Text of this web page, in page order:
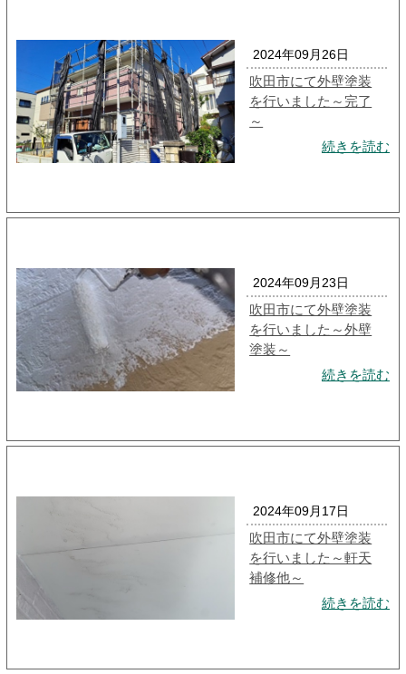
2024年09月26日
吹田市にて外壁塗装
を行いました～完了
～
続きを読む
2024年09月23日
吹田市にて外壁塗装
を行いました～外壁
塗装～
続きを読む
2024年09月17日
吹田市にて外壁塗装
を行いました～軒天
補修他～
続きを読む